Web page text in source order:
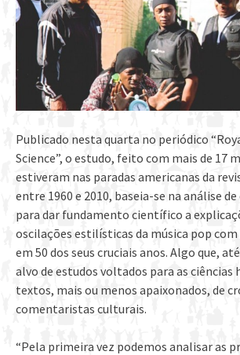
Publicado nesta quarta no periódico
Science”, o estudo, feito com mais de 17
estiveram nas paradas americanas da
entre 1960 e 2010, baseia-se na análise
para dar fundamento científico a
oscilações estilísticas da música pop
em 50 dos seus cruciais anos. Algo que,
alvo de estudos voltados para as ciências
textos, mais ou menos apaixonados, de
comentaristas culturais.
“Pela primeira vez podemos analisar as